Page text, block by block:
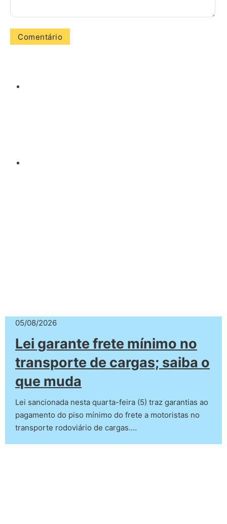
05/08/2026
Lei garante frete mínimo no
transporte de cargas; saiba o
que muda
Lei sancionada nesta quarta-feira (5) traz garantias ao
pagamento do piso mínimo do frete a motoristas no
transporte rodoviário de cargas.…